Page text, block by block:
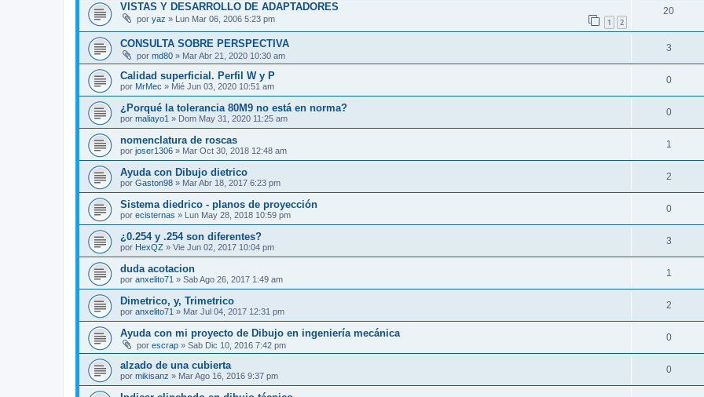
VISTAS Y DESARROLLO DE ADAPTADORES
por yaz » Lun Mar 06, 2006 5:23 pm 1 2
20
CONSULTA SOBRE PERSPECTIVA
por md80 » Mar Abr 21, 2020 10:30 am
3
Calidad superficial. Perfil W y P
por MrMec » Mié Jun 03, 2020 10:51 am
0
¿Porqué la tolerancia 80M9 no está en norma?
por maliayo1 » Dom May 31, 2020 11:25 am
0
nomenclatura de roscas
por joser1306 » Mar Oct 30, 2018 12:48 am
1
Ayuda con Dibujo dietrico
por Gaston98 » Mar Abr 18, 2017 6:23 pm
2
Sistema diedrico - planos de proyección
por ecisternas » Lun May 28, 2018 10:59 pm
0
¿0.254 y .254 son diferentes?
por HexQZ » Vie Jun 02, 2017 10:04 pm
3
duda acotacion
por anxelito71 » Sab Ago 26, 2017 1:49 am
1
Dimetrico, y, Trimetrico
por anxelito71 » Mar Jul 04, 2017 12:31 pm
2
Ayuda con mi proyecto de Dibujo en ingeniería mecánica
por escrap » Sab Dic 10, 2016 7:42 pm
0
alzado de una cubierta
por mikisanz » Mar Ago 16, 2016 9:37 pm
0